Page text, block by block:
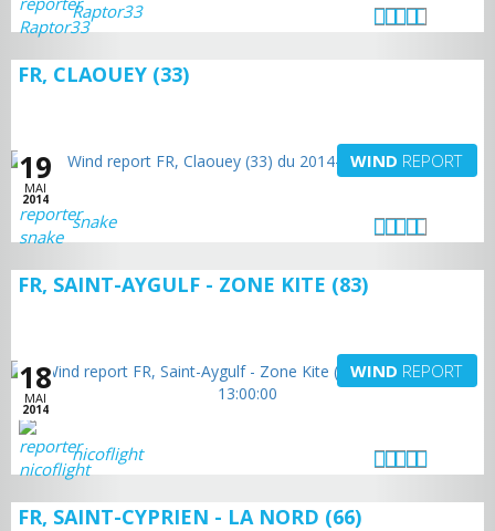
Raptor33
FR, CLAOUEY (33)
19
MAI
2014
WIND REPORT
snake
FR, SAINT-AYGULF - ZONE KITE (83)
18
MAI
2014
WIND REPORT
nicoflight
FR, SAINT-CYPRIEN - LA NORD (66)